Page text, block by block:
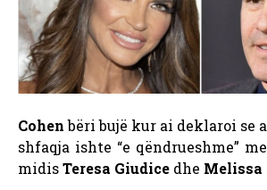
Cohenbëri bujë kur ai deklaroi se
shfaqja ishte “e qëndrueshme”
midisTeresa Giudice dhe Melissa